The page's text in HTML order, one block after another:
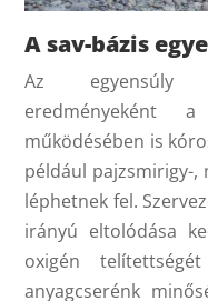
A sav-bázis
Az egyensúly
eredményeként a
működésében is
például pajzsmirigy-,
léphetnek fel.
irányú eltolódása
oxigén
anyagcserénk